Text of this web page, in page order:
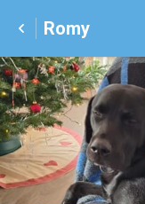
Romy